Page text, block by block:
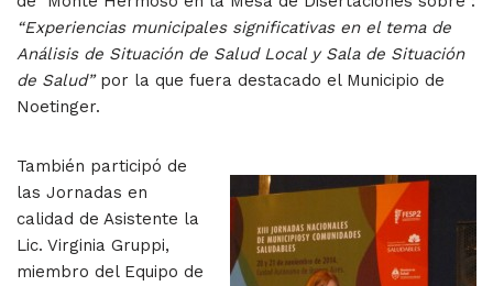
“Experiencias municipales significativas en el tema de
Análisis de Situación de Salud Local y Sala de Situación
de Salud” por la que fuera destacado el Municipio de
Noetinger.
También participó de
las Jornadas en
calidad de Asistente la
Lic. Virginia Gruppi,
miembro del Equipo de